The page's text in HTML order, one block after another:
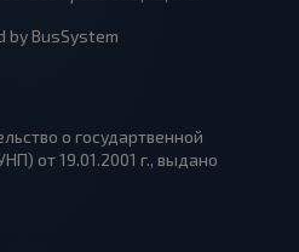
by BusSystem
о государтвенной
от 19.01.2001 г., выдано